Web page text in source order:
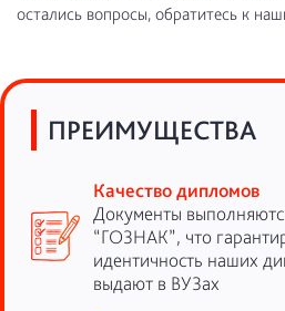
остались вопросы, обратитесь к
ПРЕИМУЩЕСТВА
Качество дипломов
Документы
“ГОЗНАК”, что
идентичность наших
выдают в ВУЗах